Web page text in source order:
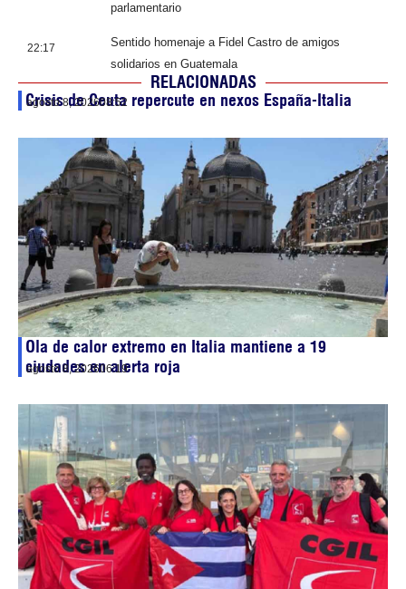
parlamentario
22:17
Sentido homenaje a Fidel Castro de amigos
solidarios en Guatemala
RELACIONADAS
Crisis de Ceuta repercute en nexos España-Italia
agosto 8, 202608:52
Ola de calor extremo en Italia mantiene a 19
ciudades en alerta roja
agosto 8, 202606:19